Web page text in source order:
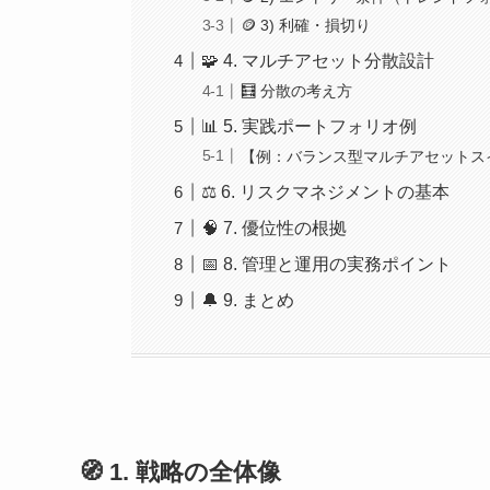
🪙 3) 利確・損切り
🧩 4. マルチアセット分散設計
🧮 分散の考え方
📊 5. 実践ポートフォリオ例
【例：バランス型マルチアセット
⚖️ 6. リスクマネジメントの基本
🧠 7. 優位性の根拠
📅 8. 管理と運用の実務ポイント
🔔 9. まとめ
🧭 1. 戦略の全体像